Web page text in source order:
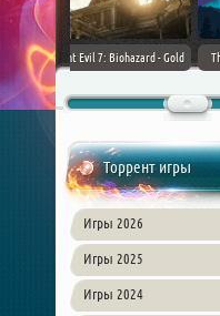
(2017)
TheHunter: Call of the Wild [+
Торрент игры
Игры 2026
Игры 2025
Игры 2024